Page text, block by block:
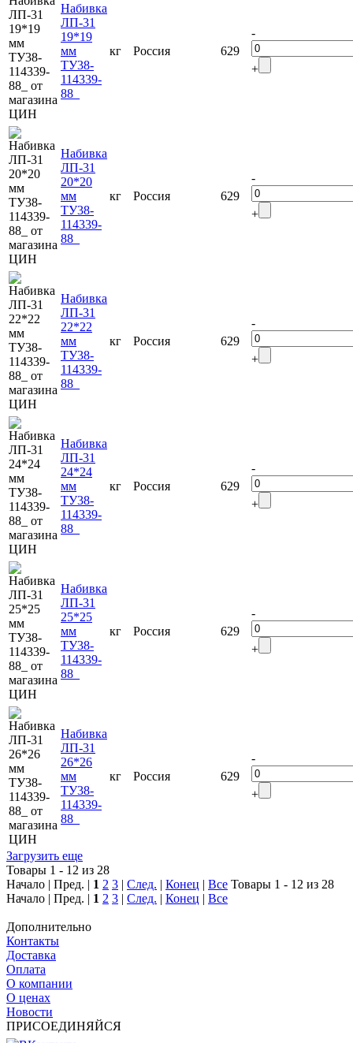
Набивка
ЛП-31
19*19
мм
ТУ38-
114339-
88_
кг Россия 629
-
+
Набивка
ЛП-31
20*20
мм
ТУ38-
114339-
88_
кг Россия 629
-
+
Набивка
ЛП-31
22*22
мм
ТУ38-
114339-
88_
кг Россия 629
-
+
Набивка
ЛП-31
24*24
мм
ТУ38-
114339-
88_
кг Россия 629
-
+
Набивка
ЛП-31
25*25
мм
ТУ38-
114339-
88_
кг Россия 629
-
+
Набивка
ЛП-31
26*26
мм
ТУ38-
114339-
88_
кг Россия 629
-
+
Загрузить еще
Товары 1 - 12 из 28
Начало | Пред. | 1 2 3 | След. | Конец | Все Товары 1 - 12 из 28
Начало | Пред. | 1 2 3 | След. | Конец | Все
Дополнительно
Контакты
Доставка
Оплата
О компании
О ценах
Новости
ПРИСОЕДИНЯЙСЯ